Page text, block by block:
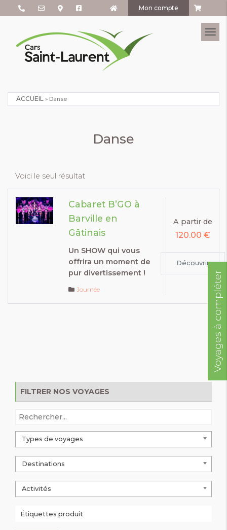
Mon compte
ACCUEIL » Danse
Danse
Voici le seul résultat
Cabaret B’GO à
Barville en
Gâtinais
Un SHOW qui vous
offrira un moment de
pur divertissement !
Journée
A partir de
120.00 €
Découvrir
FILTRER NOS VOYAGES
Types de voyages
Destinations
Activités
Voyages à compléter